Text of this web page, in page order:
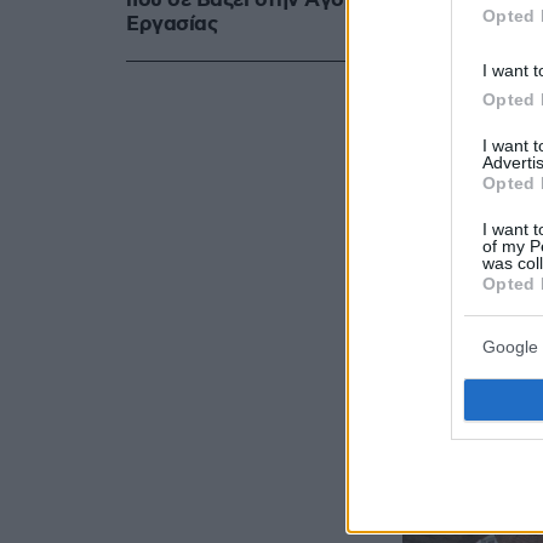
Opted
I want
Opted
I want
Opted
I want
of my
was
Opted
Google
Eργασίας